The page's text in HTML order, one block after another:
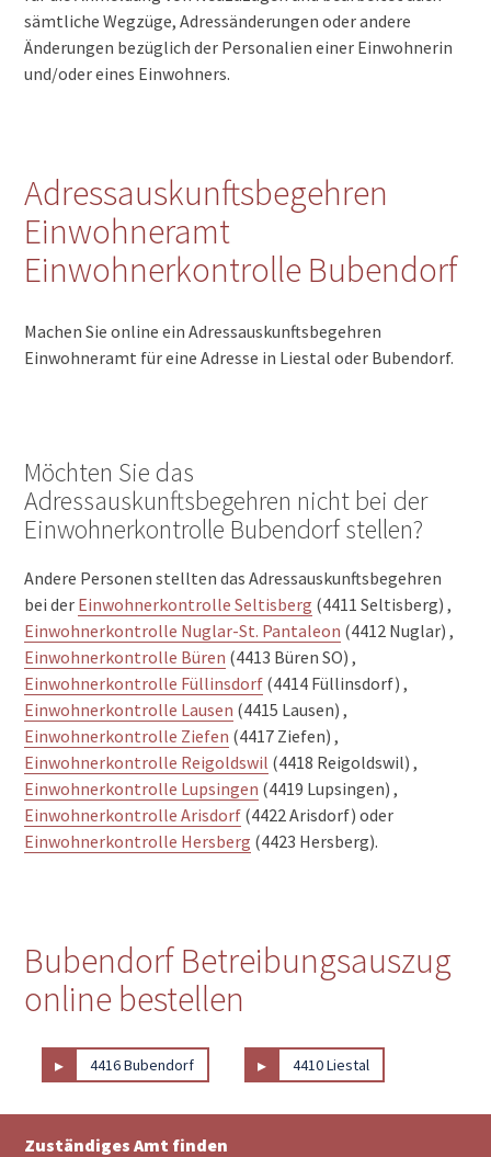
sämtliche Wegzüge, Adressänderungen oder andere
Änderungen bezüglich der Personalien einer Einwohnerin
und/oder eines Einwohners.
Adressauskunftsbegehren
Einwohneramt
Einwohnerkontrolle Bubendorf
Machen Sie online ein Adressauskunftsbegehren
Einwohneramt für eine Adresse in Liestal oder Bubendorf.
Möchten Sie das
Adressauskunftsbegehren nicht bei der
Einwohnerkontrolle Bubendorf stellen?
Andere Personen stellten das Adressauskunftsbegehren
bei der Einwohnerkontrolle Seltisberg (4411 Seltisberg) ,
Einwohnerkontrolle Nuglar-St. Pantaleon (4412 Nuglar) ,
Einwohnerkontrolle Büren (4413 Büren SO) ,
Einwohnerkontrolle Füllinsdorf (4414 Füllinsdorf) ,
Einwohnerkontrolle Lausen (4415 Lausen) ,
Einwohnerkontrolle Ziefen (4417 Ziefen) ,
Einwohnerkontrolle Reigoldswil (4418 Reigoldswil) ,
Einwohnerkontrolle Lupsingen (4419 Lupsingen) ,
Einwohnerkontrolle Arisdorf (4422 Arisdorf) oder
Einwohnerkontrolle Hersberg (4423 Hersberg).
Bubendorf Betreibungsauszug
online bestellen
▸ 4416 Bubendorf ▸ 4410 Liestal
Zuständiges Amt finden